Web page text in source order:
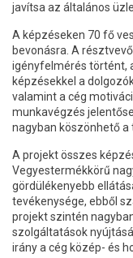
javítsa az általános
A képzéseken 70 fő
bevonásra. A
igényfelmérés történt,
képzésekkel a
valamint a cég
munkavégzés
nagyban köszönhető
A projekt összes
Vegyestermékkörű
gördülékenyebb
tevékenysége, ebből
projekt szintén
szolgáltatások
irány a cég közép- és